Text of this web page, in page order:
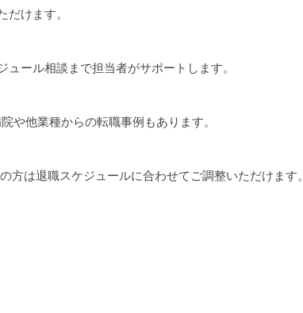
けます。
ール相談まで担当者がサポートします。
や他業種からの転職事例もあります。
は退職スケジュールに合わせてご調整いただけます。